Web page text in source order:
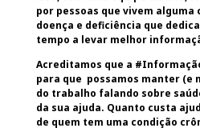
por pessoas que vivem alguma
doença e deficiência que
tempo a levar melhor
Acreditamos que a
para que possamos manter (e
do trabalho falando sobre
da sua ajuda. Quanto custa
de quem tem uma condição